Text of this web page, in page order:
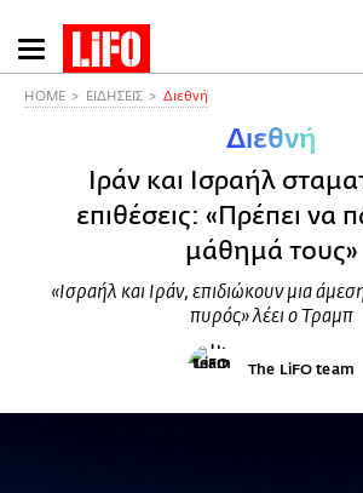
Παράκαμψη
προς
HOME ΕΙΔΗΣΕΙΣ Διεθνή
Διεθνή
Ιράν και Ισραήλ
επιθέσεις: «Πρέπει να
μάθημά τους»
«Ισραήλ και Ιράν, επιδιώκουν μια
πυρός» λέει ο Τραμπ
The LiFO team